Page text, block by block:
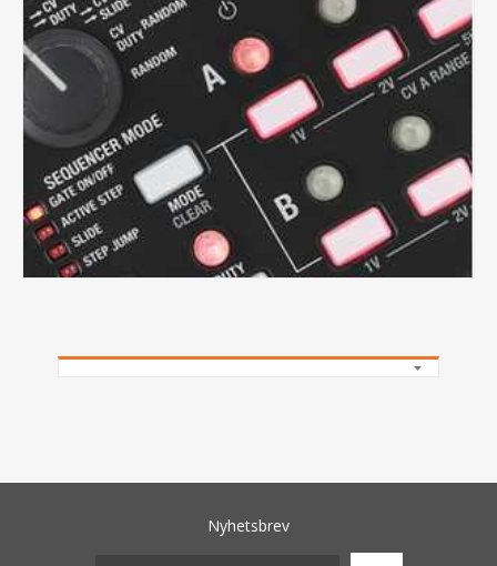
Nyhetsbrev